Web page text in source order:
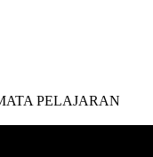
PELAJARAN